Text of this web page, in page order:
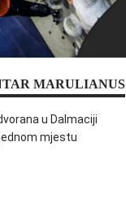
MARULIANUS
u Dalmaciji
mjestu